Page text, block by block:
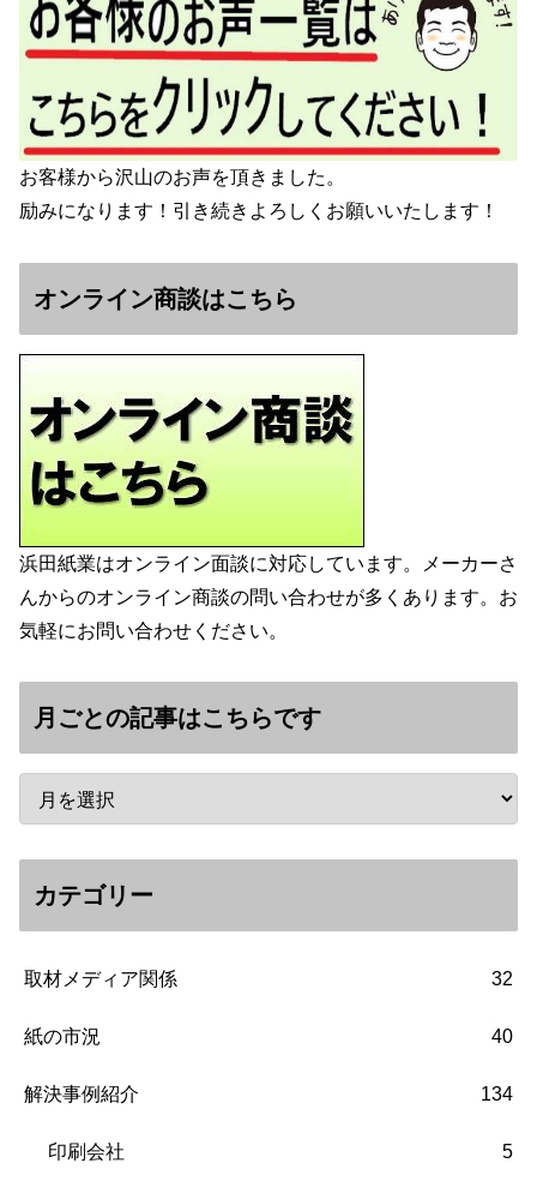
お客様から沢山のお声を頂きました。
励みになります！引き続きよろしくお願いいたします！
オンライン商談はこちら
浜田紙業はオンライン面談に対応しています。メーカーさ
んからのオンライン商談の問い合わせが多くあります。お
気軽にお問い合わせください。
月ごとの記事はこちらです
カテゴリー
取材メディア関係 32
紙の市況 40
解決事例紹介 134
印刷会社 5